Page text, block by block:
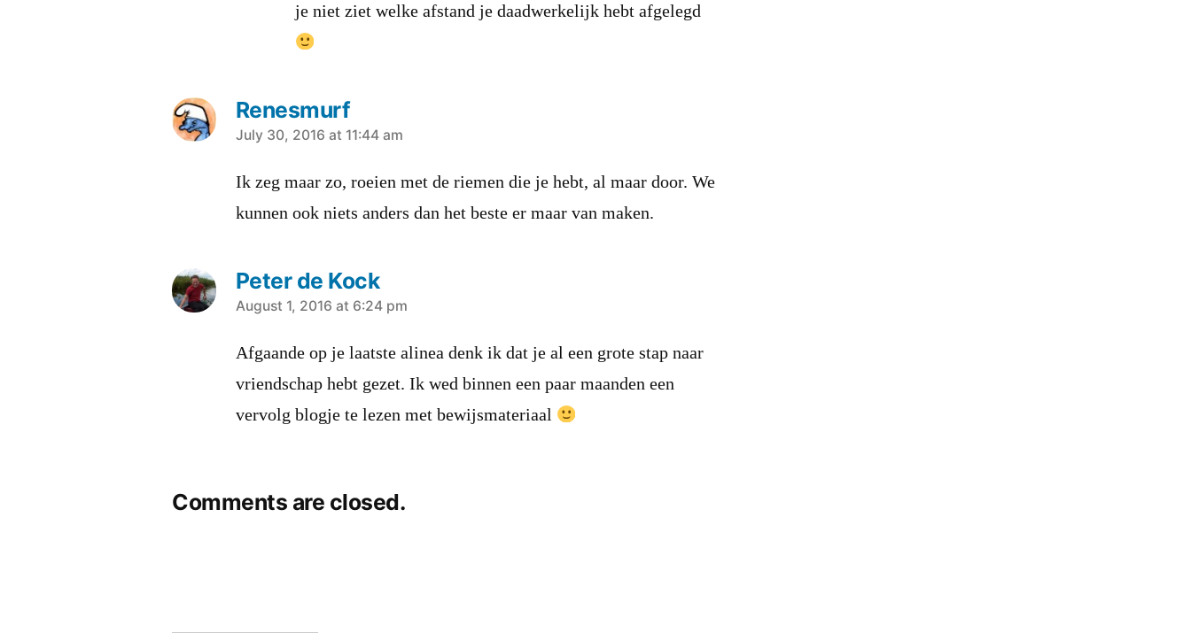
je niet ziet welke afstand je daadwerkelijk hebt afgelegd
Renesmurf
says:
July 30, 2016 at 11:44 am
Ik zeg maar zo, roeien met de riemen die je hebt, al maar door. We
kunnen ook niets anders dan het beste er maar van maken.
Peter de Kock
says:
August 1, 2016 at 6:24 pm
Afgaande op je laatste alinea denk ik dat je al een grote stap naar
vriendschap hebt gezet. Ik wed binnen een paar maanden een
vervolg blogje te lezen met bewijsmateriaal
Comments are closed.